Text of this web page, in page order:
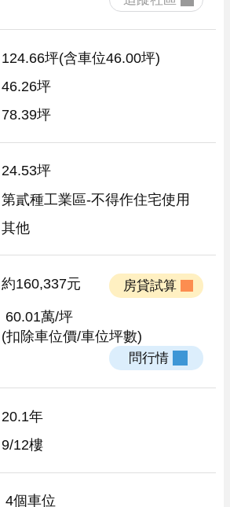
124.66坪(含車位46.00坪)
46.26坪
78.39坪
24.53坪
第貳種工業區-不得作住宅使用
其他
約160,337元
60.01萬/坪
(扣除車位價/車位坪數)
20.1年
9/12樓
4個車位